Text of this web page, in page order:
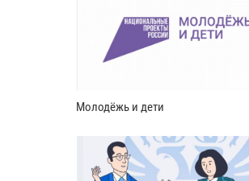
Молодёжь и дети